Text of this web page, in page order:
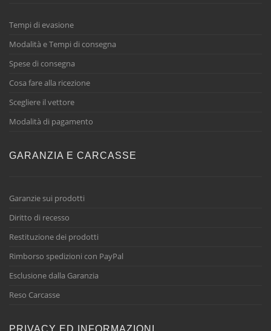
Tempi di evasione
Modalità e Tempi di consegna
Spese di consegna
Cosa fare alla ricezione
Scegliere il vettore
Modalità di pagamento
GARANZIA E CARCASSE
Garanzie sui prodotti
Diritto di recesso
Restituzione dei prodotti
Rimborso spedizioni con PayPal
Esclusione dalla Garanzia
Reso Carcasse
PRIVACY ED INFORMAZIONI